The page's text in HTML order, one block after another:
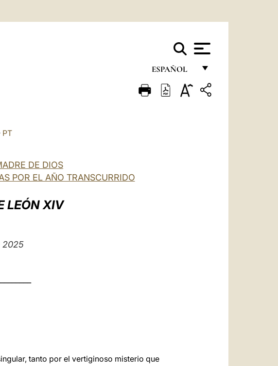
ESPAÑOL
FRANÇAIS
PT
DE DIOS
POR EL AÑO TRANSCURRIDO
LEÓN XIV
2025
tanto por el vertiginoso misterio que